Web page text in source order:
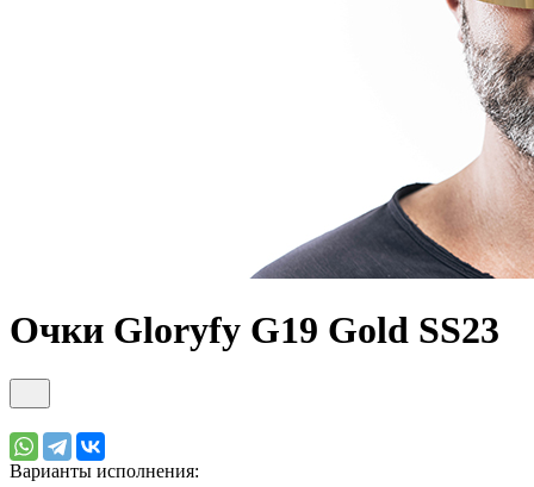
Очки Gloryfy G19 Gold SS23
Варианты исполнения: